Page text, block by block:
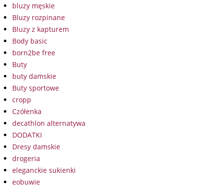
bluzy męskie
Bluzy rozpinane
Bluzy z kapturem
Body basic
born2be free
Buty
buty damskie
Buty sportowe
cropp
Czółenka
decathlon alternatywa
DODATKI
Dresy damskie
drogeria
eleganckie sukienki
eobuwie